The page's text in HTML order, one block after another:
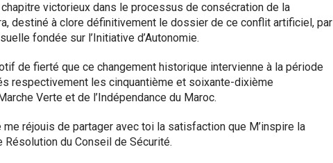
chapitre victorieux dans le processus de consécration de la
destiné à clore définitivement le dossier de ce conflit artificiel, par
fondée sur l’Initiative d’Autonomie.
de fierté que ce changement historique intervienne à la période
respectivement les cinquantième et soixante-dixième
Verte et de l’Indépendance du Maroc.
réjouis de partager avec toi la satisfaction que M’inspire la
Résolution du Conseil de Sécurité.